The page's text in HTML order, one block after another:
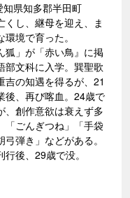
知県知多郡半田町
くし、継母を迎え、ま
境で育った。
狐」が「赤い鳥』に掲
部文科に入学。巽聖歌
吉の知遇を得るが、21
後、再び喀血。24歳で
、創作意欲は衰えず多
「ごんぎつね」「手袋
弾き」などがある。
後、29歳で没。